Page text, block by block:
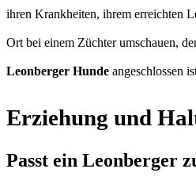
ihren Krankheiten, ihrem erreichten
Ort bei einem Züchter umschauen,
Leonberger Hunde angeschlossen
Erziehung und
Passt ein Leonberger